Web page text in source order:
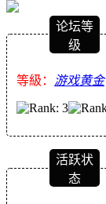
论坛等
级
等級： 游戏黄金
活跃状
态